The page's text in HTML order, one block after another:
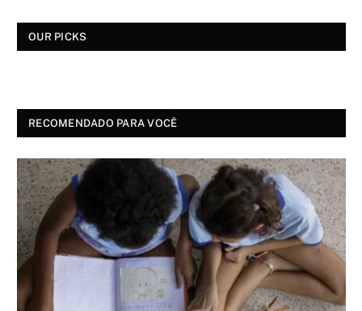
OUR PICKS
RECOMENDADO PARA VOCÊ